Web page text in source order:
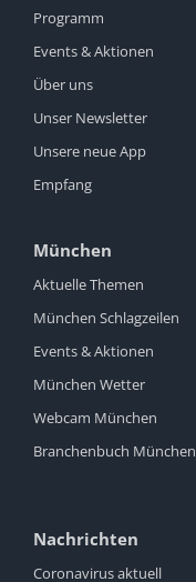
Programm
Events & Aktionen
Über uns
Unser Newsletter
Unsere neue App
Empfang
München
Aktuelle Themen
München Schlagzeilen
Events & Aktionen
München Wetter
Webcam München
Branchenbuch München
Nachrichten
Coronavirus aktuell